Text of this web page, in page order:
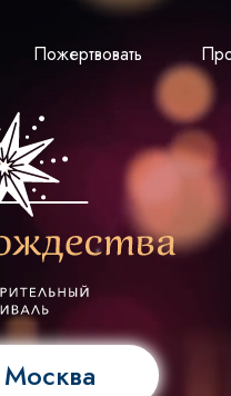
Пожертвовать